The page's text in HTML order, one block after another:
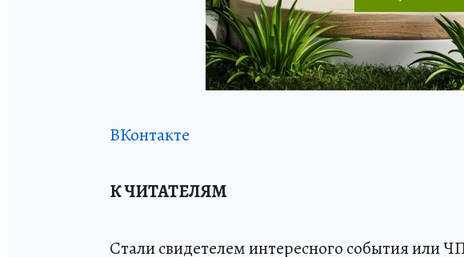
ВКонтакте
К ЧИТАТЕЛЯМ
Стали свидетелем интересного события или